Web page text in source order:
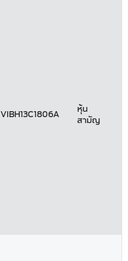
VIBH13C1806A
หุ้น
สามัญ